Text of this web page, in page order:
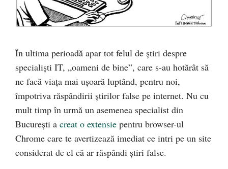
În ultima perioadă apar tot felul de știri despre
specialiști IT, „oameni de bine”, care s-au hotărât să
ne facă viața mai ușoară luptând, pentru noi,
împotriva răspândirii știrilor false pe internet. Nu cu
mult timp în urmă un asemenea specialist din
București a creat o extensie pentru browser-ul
Chrome care te avertizează imediat ce intri pe un site
considerat de el că ar răspândi știri false.